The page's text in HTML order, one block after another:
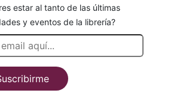
estar al tanto de las últimas
y eventos de la librería?